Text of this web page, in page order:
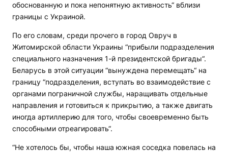
обоснованную и пока непонятную активность“ вблизи
границы с Украиной.
По его словам, среди прочего в город Овруч в
Житомирской области Украины “прибыли подразделения
специального назначения 1-й президентской бригады“.
Беларусь в этой ситуации “вынуждена перемещать“ на
границу “подразделения, вступать во взаимодействие с
органами пограничной службы, наращивать отдельные
направления и готовиться к прикрытию, а также двигать
иногда артиллерию для того, чтобы своевременно быть
способными отреагировать“.
“Не хотелось бы, чтобы наша южная соседка повелась на